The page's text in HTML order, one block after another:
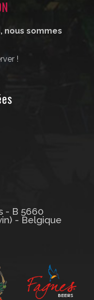
nous sommes
!
- B 5660
- Belgique